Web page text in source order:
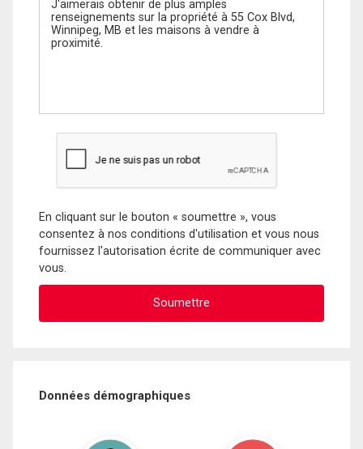
En cliquant sur le bouton « soumettre », vous
consentez à nos conditions d'utilisation et vous nous
fournissez l'autorisation écrite de communiquer avec
vous.
Données démographiques